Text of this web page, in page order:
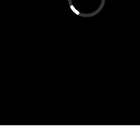
ಹಾಗೆಯೇ ನಿಮ್ಮ ಚಟುವಟಿಕೆಯ